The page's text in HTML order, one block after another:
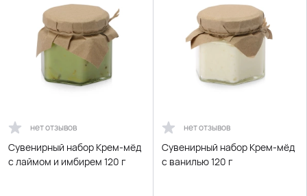
нет отзывов
Сувенирный набор Крем-мёд
с лаймом и имбирем 120 г
нет отзывов
Сувенирный набор Крем-мёд
с ванилью 120 г